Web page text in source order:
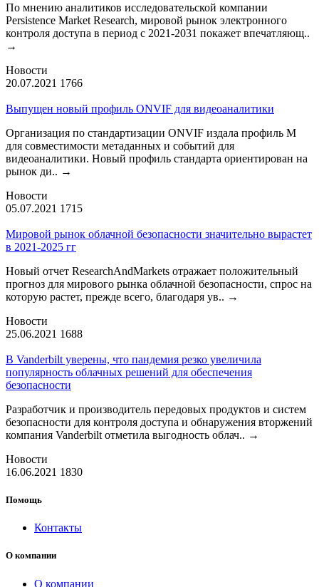
По мнению аналитиков исследовательской компании
Persistence Market Research, мировой рынок электронного
контроля доступа в период с 2021-2031 покажет впечатляющ..
→
Новости
20.07.2021 1766
Выпущен новый профиль ONVIF для видеоаналитики
Организация по стандартизации ONVIF издала профиль М
для совместимости метаданных и событий для
видеоаналитики. Новый профиль стандарта ориентирован на
рынок ди.. →
Новости
05.07.2021 1715
Мировой рынок облачной безопасности значительно вырастет
в 2021-2025 гг
Новый отчет ResearchAndMarkets отражает положительный
прогноз для мирового рынка облачной безопасности, спрос на
которую растет, прежде всего, благодаря ув.. →
Новости
25.06.2021 1688
В Vanderbilt уверены, что пандемия резко увеличила
популярность облачных решений для обеспечения
безопасности
Разработчик и производитель передовых продуктов и систем
безопасности для контроля доступа и обнаружения вторжений
компания Vanderbilt отметила выгодность облач.. →
Новости
16.06.2021 1830
Помощь
Контакты
О компании
О компании